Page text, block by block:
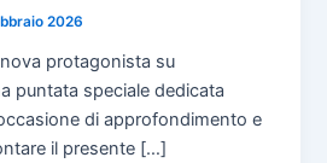
2026
protagonista su
puntata speciale dedicata
di approfondimento e
il presente […]